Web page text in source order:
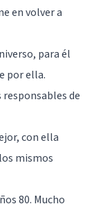
en volver a
para él
por ella.
responsables de
con ella
mismos
80. Mucho